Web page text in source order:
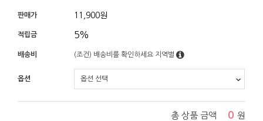
판매가 11,900원
적립금 5%
배송비 (조건) 배송비를 확인하세요 지역별
옵션
총 상품 금액 0 원